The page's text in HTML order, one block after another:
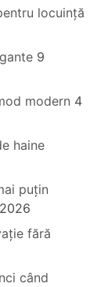
locuință
9
modern 4
haine
puțin
fără
când